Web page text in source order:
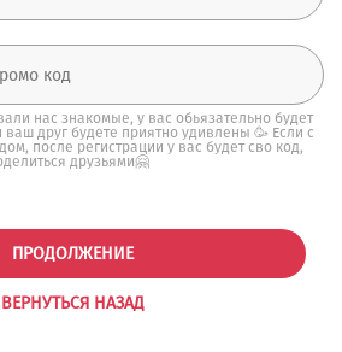
нас знакомые, у вас обьязательно будет
друг будете приятно удивлены 🥳 Если с
после регистрации у вас будет сво код,
друзьями🤗
ВЕРНУТЬСЯ НАЗАД
ПРОДОЛЖЕНИЕ